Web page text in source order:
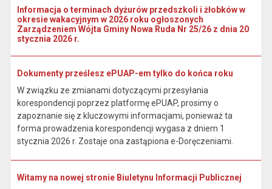
Informacja o terminach dyżurów przedszkoli i żłobków w
okresie wakacyjnym w 2026 roku ogłoszonych
Zarządzeniem Wójta Gminy Nowa Ruda Nr 25/26 z dnia 20
stycznia 2026 r.
Dokumenty prześlesz ePUAP-em tylko do końca roku
W związku ze zmianami dotyczącymi przesyłania
korespondencji poprzez platformę ePUAP, prosimy o
zapoznanie się z kluczowymi informacjami, ponieważ ta
forma prowadzenia korespondencji wygasa z dniem 1
stycznia 2026 r. Zostaje ona zastąpiona e-Doręczeniami.
Witamy na nowej stronie Biuletynu Informacji Publicznej